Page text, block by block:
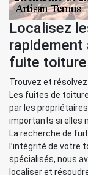
Localisez
rapidement
fuite
Trouvez et
Les fuites de
par les
importants si elles
La recherche de
l’intégrité de votre
spécialisés, nous
localiser et